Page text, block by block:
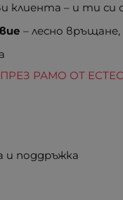
и поддръжка
клиента – и ти си
– лесно
РАМО ОТ